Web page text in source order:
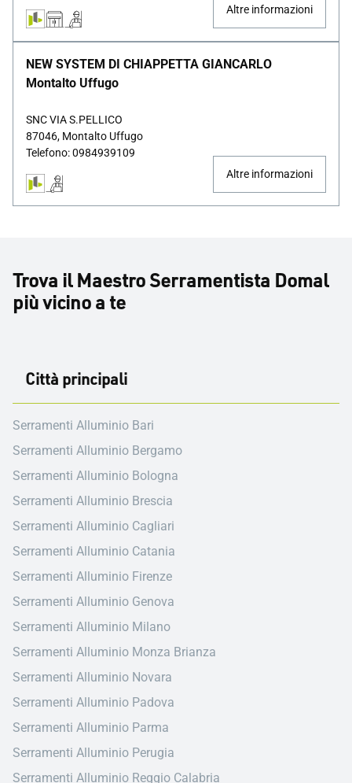
Altre informazioni
NEW SYSTEM DI CHIAPPETTA GIANCARLO
Montalto Uffugo
SNC VIA S.PELLICO
87046, Montalto Uffugo
Telefono: 0984939109
Altre informazioni
Trova il Maestro Serramentista Domal
più vicino a te
Città principali
Serramenti Alluminio Bari
Serramenti Alluminio Bergamo
Serramenti Alluminio Bologna
Serramenti Alluminio Brescia
Serramenti Alluminio Cagliari
Serramenti Alluminio Catania
Serramenti Alluminio Firenze
Serramenti Alluminio Genova
Serramenti Alluminio Milano
Serramenti Alluminio Monza Brianza
Serramenti Alluminio Novara
Serramenti Alluminio Padova
Serramenti Alluminio Parma
Serramenti Alluminio Perugia
Serramenti Alluminio Reggio Calabria